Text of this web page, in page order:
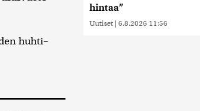
huhti–
hintaa”
Uutiset | 6.8.2026 11:56